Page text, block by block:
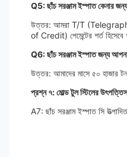
Q5: ছাঁচ সরঞ্জাম ইস্পাত কেনার
উত্তর: আমরা T/T
of Credit) পেমেন্টের শর্ত হিসেবে
Q6: ছাঁচ সরঞ্জাম ইস্পাত জন্য
উত্তর: আমাদের মাসে ৫০ হাজার টন
প্রশ্ন ৭: মোল্ড টুল স্টিলের
A7: ছাঁচ সরঞ্জাম ইস্পাত সি